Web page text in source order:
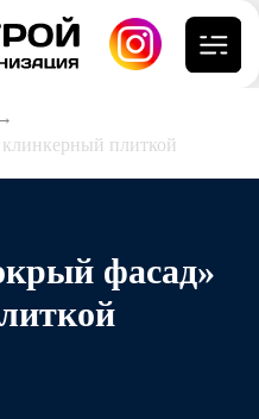
плиткой
фасад»